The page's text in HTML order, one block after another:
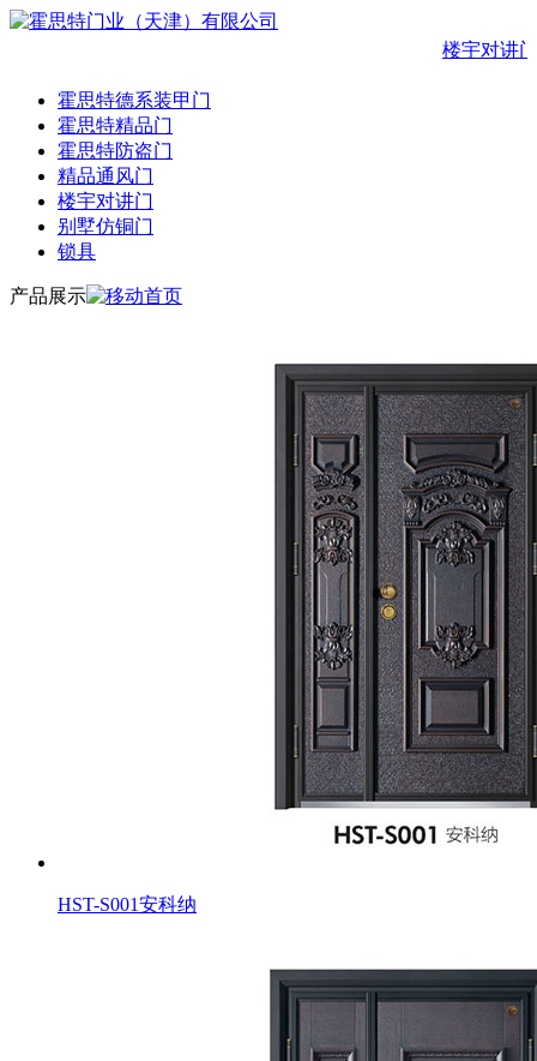
楼宇对讲门
霍思特德系装甲门
霍思特精品门
霍思特防盗门
精品通风门
楼宇对讲门
别墅仿铜门
锁具
产品展示
HST-S001安科纳